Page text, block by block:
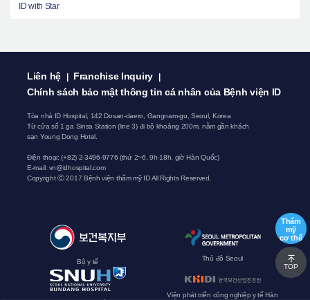
ID with Star
Liên hệ Franchise Inquiry
Chính sách bảo mật thông tin cá nhân của Bệnh viện ID
Tòa nhà ID Hospital, 142 Dosan-daero, Gangnam-gu, Seoul, Korea
Từ cửa số 1 ga Sinsa Station (line 3) đi bộ khoảng 200m, nằm gần khách
sạn Young Dong Hotel.
Điện thoại:(+82) 2-3496-9776 (thứ 2~6, 9h-18h, giờ Hàn Quốc)
E-mail: vn@idhospital.com
Copyright ⓒ 2017 Bệnh viện thẩm mỹ ID All Rights Reserved.
Bộ y tế Thủ đô Seoul
Viện phát triển công nghiệp y tế Hàn
Thẩm
mỹ
cơ thể
TOP